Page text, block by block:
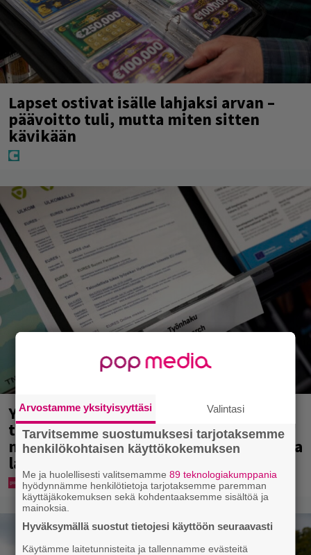
Lapset ostivat isälle lahjaksi arvan –
päävoitto tuli, mutta miten sitten
kävikään
Yle: Uuden lain myötä työnhakijan
täytyy kertoa osaamisestaan julkisesti
netissä – yrittäjät toivovat rangaistusta
laiminlyönnistä
Arvostamme yksityisyyttäsi Valintasi
Tarvitsemme suostumuksesi tarjotaksemme
henkilökohtaisen käyttökokemuksen
Me ja huolellisesti valitsemamme89 teknologiakumppania
hyödynnämme henkilötietoja tarjotaksemme paremman
käyttäjäkokemuksen sekä kohdentaaksemme sisältöä ja
mainoksia.
Hyväksymällä suostut tietojesi käyttöön seuraavasti
Käytämme laitetunnisteita ja tallennamme evästeitä